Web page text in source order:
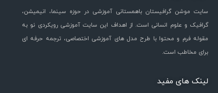
سایت موشن گرافیستان باهمستانی آموزشی در حوزه سینما، انیمیشن،
گرافیک و علوم انسانی است. از اهداف این سایت آموزشی رویکردی نو به
مقوله فرم و محتوا با طرح مدل های آموزشی اختصاصی، ترجمه حرفه ای
برای مخاطب است.
لینک های مفید